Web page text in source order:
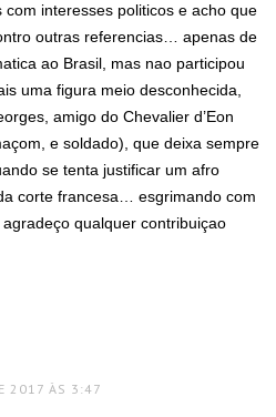
interesses politicos e acho que
outras referencias… apenas de
ao Brasil, mas nao participou
uma figura meio desconhecida,
amigo do Chevalier d’Eon
e soldado), que deixa sempre
se tenta justificar um afro
corte francesa… esgrimando com
qualquer contribuiçao
2017 ÀS 3:47